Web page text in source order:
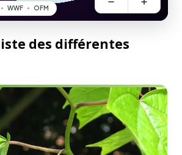
des différentes